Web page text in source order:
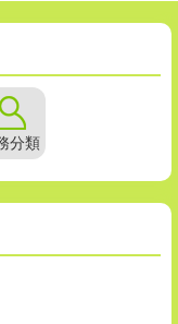
分類